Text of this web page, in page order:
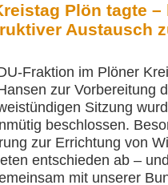
Plön tagte
Austausch
Fraktion im Plöner
zur Vorbereitung
Sitzung
beschlossen.
zur Errichtung von
entschieden ab –
mit unserer